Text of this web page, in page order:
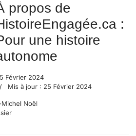
propos de
:
une histoire
Février 2024
Mis à jour : 25 Février 2024
Michel Noël